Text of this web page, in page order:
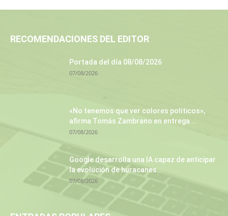
RECOMENDACIONES DEL EDITOR
Portada del día 08/08/2026
07/08/2026
«No tenemos que ver colores políticos»,
afirma Tomás Zambrano en entrega...
07/08/2026
Google desarrolla una IA capaz de anticipar
la evolución de huracanes...
07/08/2026